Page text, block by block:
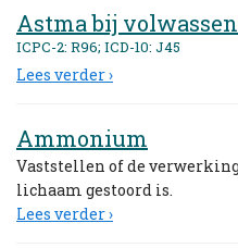
Astma bij
ICPC-2: R96; ICD-10: J45
Lees verder ›
Ammonium
Vaststellen of de
lichaam gestoord is.
Lees verder ›